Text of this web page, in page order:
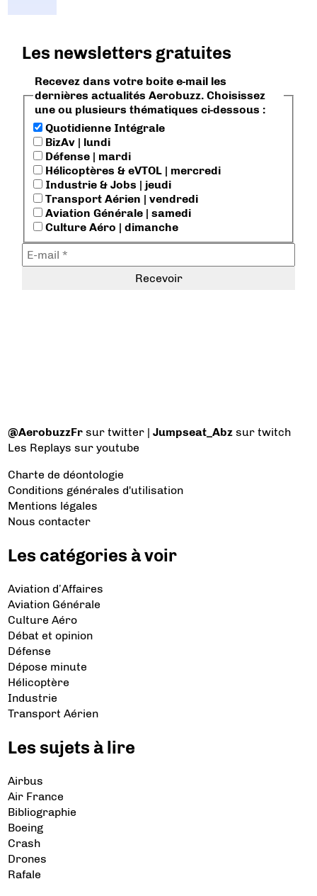
Les newsletters gratuites
Recevez dans votre boite e-mail les
dernières actualités Aerobuzz. Choisissez
une ou plusieurs thématiques ci-dessous :
Quotidienne Intégrale
BizAv | lundi
Défense | mardi
Hélicoptères & eVTOL | mercredi
Industrie & Jobs | jeudi
Transport Aérien | vendredi
Aviation Générale | samedi
Culture Aéro | dimanche
@AerobuzzFr sur twitter |Jumpseat_Abz sur twitch
Les Replays sur youtube
Charte de déontologie
Conditions générales d'utilisation
Mentions légales
Nous contacter
Les catégories à voir
Aviation d’Affaires
Aviation Générale
Culture Aéro
Débat et opinion
Défense
Dépose minute
Hélicoptère
Industrie
Transport Aérien
Les sujets à lire
Airbus
Air France
Bibliographie
Boeing
Crash
Drones
Rafale